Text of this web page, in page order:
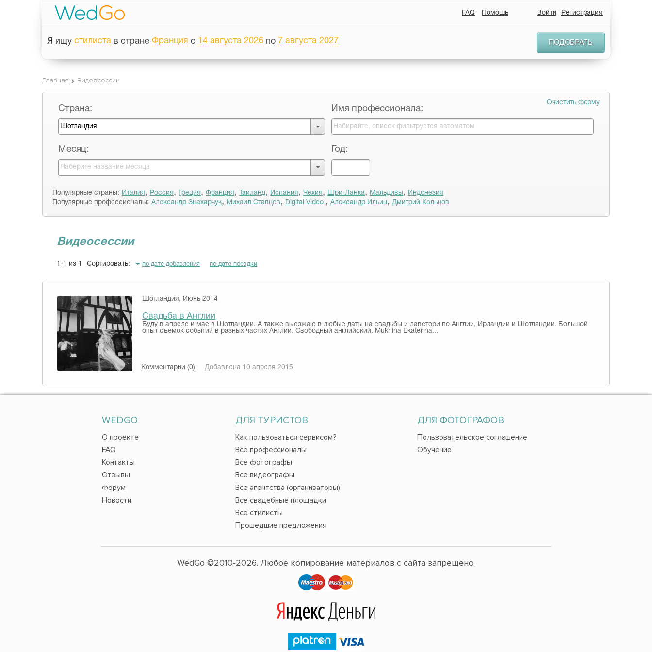
FAQ Помощь Войти Регистрация
Я ищу стилиста в стране Франция с 14 августа 2026 по 7 августа 2027 ПОДОБРАТЬ
Главная Видеосессии
Очистить форму
Страна:
Месяц:
Имя профессионала:
Год:
Популярные страны: Италия, Россия, Греция, Франция, Таиланд, Испания, Чехия, Шри-Ланка, Мальдивы,
Индонезия
Популярные профессионалы: Александр Знахарчук, Михаил Ставцев, Digital Video , Александр Ильин, Дмитрий Кольцов
Видеосессии
1-1 из 1 Сортировать: по дате добавления по дате поездки
Шотландия, Июнь 2014
Свадьба в Англии
Буду в апреле и мае в Шотландии. А также выезжаю в любые даты на свадьбы и лавстори по Англии, Ирландии и Шотландии. Большой
опыт съемок событий в разных частях Англии. Свободный английский. Mukhina Ekaterina...
Комментарии (0) Добавлена 10 апреля 2015
WEDGO
О проекте
FAQ
Контакты
Отзывы
Форум
Новости
ДЛЯ ТУРИСТОВ
Как пользоваться сервисом?
Все профессионалы
Все фотографы
Все видеографы
Все агентства (организаторы)
Все свадебные площадки
Все стилисты
Прошедшие предложения
ДЛЯ ФОТОГРАФОВ
Пользовательское соглашение
Обучение
WedGo ©2010-2026. Любое копирование материалов с сайта запрещено.